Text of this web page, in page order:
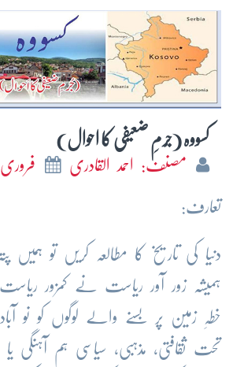
کسووہ (جُرمِ ضعیفی کا احوال)
مصنف: احمد القادری فروری 2017
تعارف:
دنیا کی تاریخ کا مطالعہ کریں تو ہمیں
ہمیشہ زور آور ریاست نے کمزور
خطہِ زمین پر بسنے والے لوگوں کو نو
تحت ثقافتی، مذہبی، سیاسی ہم آہنگی یا